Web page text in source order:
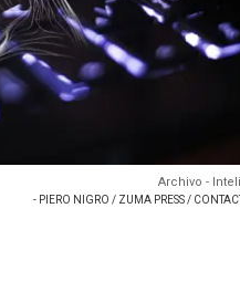
Archivo -
- PIERO NIGRO / ZUMA PRESS /